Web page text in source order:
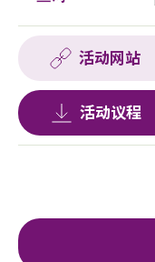
活动网站
活动议程